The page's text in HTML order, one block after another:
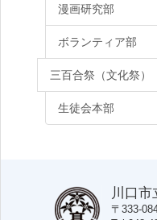
漫画研究部
ボランティア部
三百合祭（文化祭）
生徒会本部
川口市
〒333-